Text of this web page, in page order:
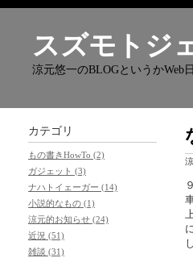
スズモトジ
涼元悠一のBLOGというかWeb
カテゴリ
もの書きHowTo (2)
ガジェット (3)
ナハトイェーガー (14)
小説的なもの (1)
涼元的お知らせ (24)
近況 (51)
雑談 (31)